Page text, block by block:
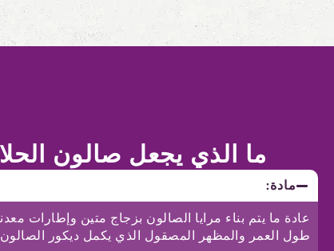
ما الذي يجعل صالون
مادة:
عادة ما يتم بناء مرايا الصالون بزجاج متين وإطارات
طول العمر والمظهر المصقول الذي يكمل ديكور